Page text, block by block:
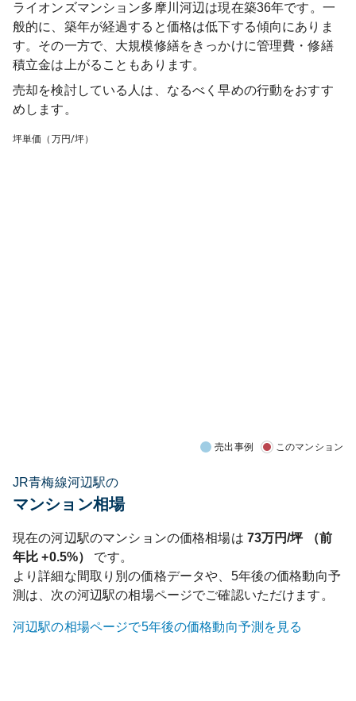
ライオンズマンション多摩川河辺 は現在築36年です。一
般的に、築年が経過すると価格は低下する傾向にありま
す。その一方で、大規模修繕をきっかけに管理費・修繕
積立金は上がることもあります。
売却を検討している人は、なるべく早めの行動をおすす
めします。
坪単価（万円/坪）
売出事例 このマンション
JR青梅線河辺駅の
マンション相場
現在の河辺駅のマンションの価格相場は 73万円/坪 （前
年比+0.5%）
です。
より詳細な間取り別の価格データや、5年後の価格動向予
測は、次の河辺駅の相場ページでご確認いただけます。
河辺駅の相場ページで5年後の価格動向予測を見る